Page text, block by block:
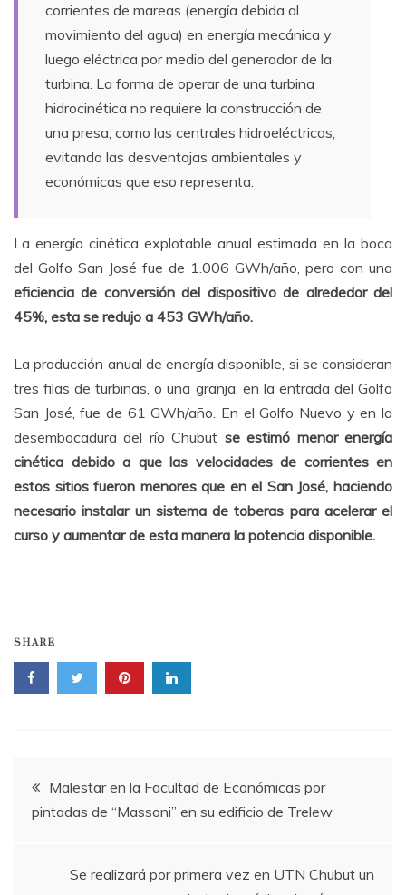
corrientes de mareas (energía debida al
movimiento del agua) en energía mecánica y
luego eléctrica por medio del generador de la
turbina. La forma de operar de una turbina
hidrocinética no requiere la construcción de
una presa, como las centrales hidroeléctricas,
evitando las desventajas ambientales y
económicas que eso representa.
La energía cinética explotable anual estimada en la boca
del Golfo San José fue de 1.006 GWh/año, pero con una
eficiencia de conversión del dispositivo de alrededor del
45%, esta se redujo a 453 GWh/año.
La producción anual de energía disponible, si se consideran
tres filas de turbinas, o una granja, en la entrada del Golfo
San José, fue de 61 GWh/año. En el Golfo Nuevo y en la
desembocadura del río Chubut se estimó menor energía
cinética debido a que las velocidades de corrientes en
estos sitios fueron menores que en el San José, haciendo
necesario instalar un sistema de toberas para acelerar el
curso y aumentar de esta manera la potencia disponible.
SHARE
Navegación
de
entradas
Malestar en la Facultad de Económicas por
pintadas de “Massoni” en su edificio de Trelew
Se realizará por primera vez en UTN Chubut un